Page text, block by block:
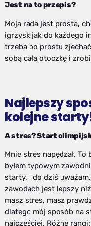
Jest na to przepis?
Moja rada jest prosta,
igrzysk jak do każdego
trzeba po prostu
sobą całą otoczkę i
Najlepszy
kolejne
A stres? Start
Mnie stres napędzał.
byłem typowym
starty. I do dziś
zawodach jest lepszy
masz stres, masz
dlatego mój sposób na
najczęściej. Różne